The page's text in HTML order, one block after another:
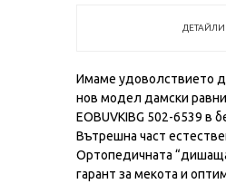
ДЕТАЙЛИ
Имаме удоволствието
нов модел дамски
EOBUVKIBG 502-6539 в
Вътрешна част
Ортопедичната
гарант за мекота и